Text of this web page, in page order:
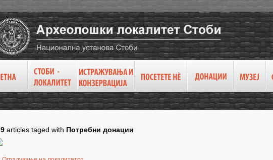
9 articles taged with Потребни донации